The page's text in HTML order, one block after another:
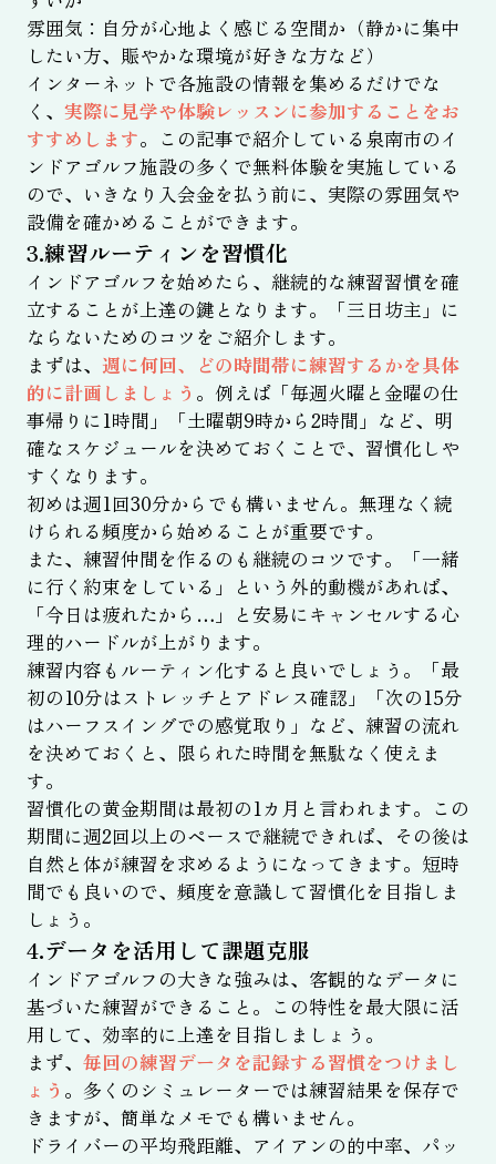
雰囲気：自分が心地よく感じる空間か（静かに集中
したい方、賑やかな環境が好きな方など）
インターネットで各施設の情報を集めるだけでな
く、 実際に見学や体験レッスンに参加することをお
すすめします。この記事で紹介している泉南市のイ
ンドアゴルフ施設の多くで無料体験を実施している
ので、いきなり入会金を払う前に、実際の雰囲気や
設備を確かめることができます。
3.練習ルーティンを習慣化
インドアゴルフを始めたら、継続的な練習習慣を確
立することが上達の鍵となります。「三日坊主」に
ならないためのコツをご紹介します。
まずは、 週に何回、どの時間帯に練習するかを具体
的に計画しましょう 。例えば「毎週火曜と金曜の仕
事帰りに1時間」「土曜朝9時から2時間」など、明
確なスケジュールを決めておくことで、習慣化しや
すくなります。
初めは週1回30分からでも構いません。無理なく続
けられる頻度から始めることが重要です。
また、練習仲間を作るのも継続のコツです。「一緒
に行く約束をしている」という外的動機があれば、
「今日は疲れたから…」と安易にキャンセルする心
理的ハードルが上がります。
練習内容もルーティン化すると良いでしょう。「最
初の10分はストレッチとアドレス確認」「次の15分
はハーフスイングでの感覚取り」など、練習の流れ
を決めておくと、限られた時間を無駄なく使えま
す。
習慣化の黄金期間は最初の1カ月と言われます。この
期間に週2回以上のペースで継続できれば、その後は
自然と体が練習を求めるようになってきます。短時
間でも良いので、頻度を意識して習慣化を目指しま
しょう。
4.データを活用して課題克服
インドアゴルフの大きな強みは、客観的なデータに
基づいた練習ができること。この特性を最大限に活
用して、効率的に上達を目指しましょう。
まず、 毎回の練習データを記録する習慣をつけまし
ょう 。多くのシミュレーターでは練習結果を保存で
きますが、簡単なメモでも構いません。
ドライバーの平均飛距離、アイアンの的中率、パッ